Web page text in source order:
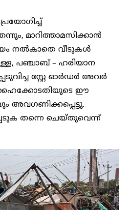
മാറിത്താമസിക്കാൻ
നൽകാതെ വീടുകൾ
പഞ്ചാബ് – ഹരിയാന
സ്റ്റേ ഓർഡർ അവർ
ഹൈക്കോടതിയുടെ ഈ
അവഗണിക്കപ്പെട്ടു.
തന്നെ ചെയ്തുവെന്ന്